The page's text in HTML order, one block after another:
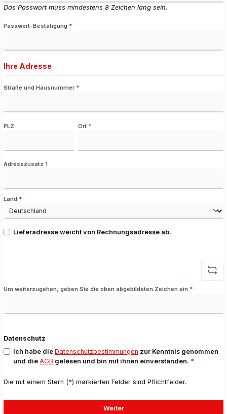
Das Passwort muss mindestens 8 Zeichen lang sein.
Passwort-Bestätigung *
Ihre Adresse
Straße und Hausnummer *
PLZ Ort *
Adresszusatz 1
Land *
Lieferadresse weicht von Rechnungsadresse ab.
Um weiterzugehen, geben Sie die oben abgebildeten Zeichen ein *
Datenschutz
Ich habe dieDatenschutzbestimmungen zur Kenntnis genommen
und dieAGB gelesen und bin mit ihnen einverstanden. *
Die mit einem Stern (*) markierten Felder sind Pflichtfelder.
Weiter